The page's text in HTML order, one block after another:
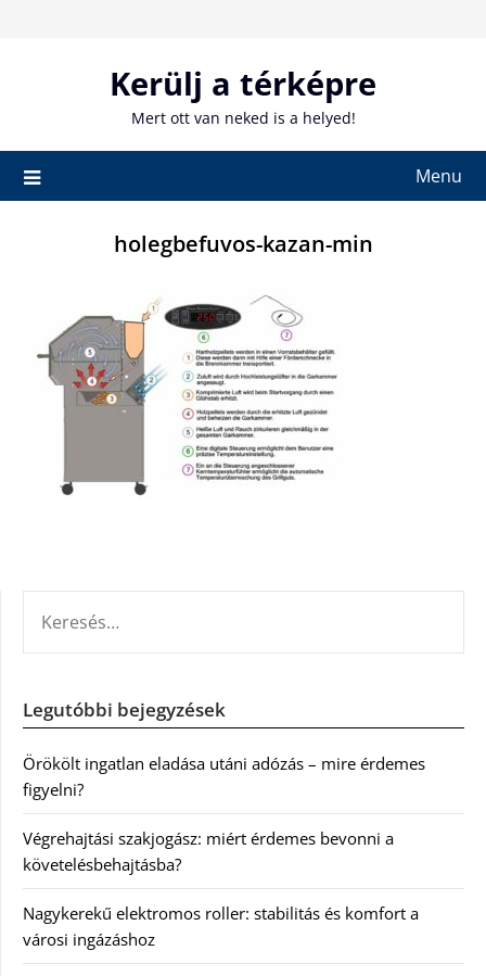
Kerülj a térképre
Mert ott van neked is a helyed!
Menu
holegbefuvos-kazan-min
Legutóbbi bejegyzések
Örökölt ingatlan eladása utáni adózás – mire érdemes
figyelni?
Végrehajtási szakjogász: miért érdemes bevonni a
követelésbehajtásba?
Nagykerekű elektromos roller: stabilitás és komfort a
városi ingázáshoz